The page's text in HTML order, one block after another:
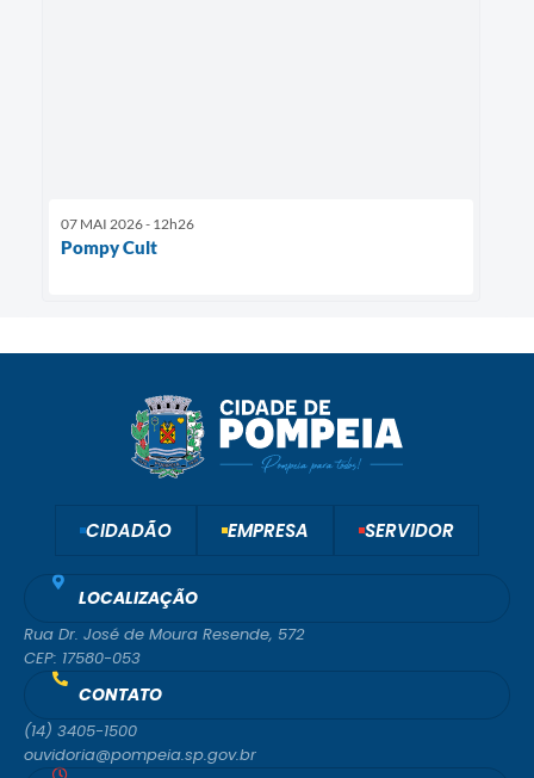
07 MAI 2026 - 12h26
Pompy Cult
CIDADÃO EMPRESA SERVIDOR
LOCALIZAÇÃO
Rua Dr. José de Moura Resende, 572
CEP: 17580-053
CONTATO
(14) 3405-1500
ouvidoria@pompeia.sp.gov.br